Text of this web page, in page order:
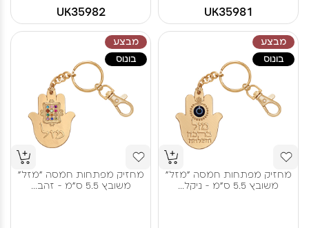
UK35981
UK35982
מבצע
בונוס
מחזיק מפתחות חמסה "מזל"
משובץ 5.5 ס"מ - ניקל...
מבצע
בונוס
מחזיק מפתחות חמסה "מזל"
משובץ 5.5 ס"מ - זהב...